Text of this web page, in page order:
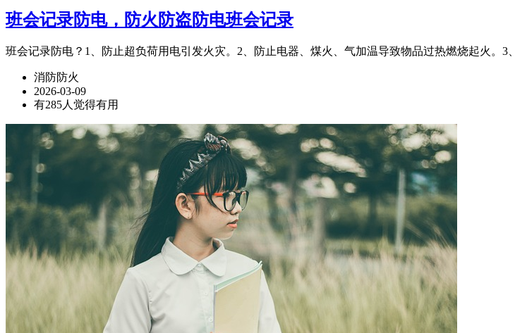
班会记录防电，防火防盗防电班会记录
班会记录防电？1、防止超负荷用电引发火灾。2、防止电器、煤火、气加温导致物品过热燃烧起火。
消防防火
2026-03-09
有285人觉得有用